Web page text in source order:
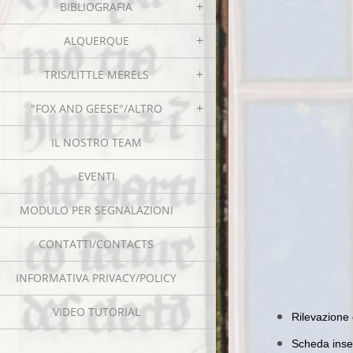
BIBLIOGRAFIA
ALQUERQUE
TRIS/LITTLE MERELS
"FOX AND GEESE"/ALTRO
IL NOSTRO TEAM
EVENTI
MODULO PER SEGNALAZIONI
CONTATTI/CONTACTS
INFORMATIVA PRIVACY/POLICY
VIDEO TUTORIAL
Scheda